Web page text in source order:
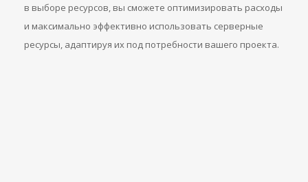
в выборе ресурсов, вы сможете оптимизировать расходы
и максимально эффективно использовать серверные
ресурсы, адаптируя их под потребности вашего проекта.